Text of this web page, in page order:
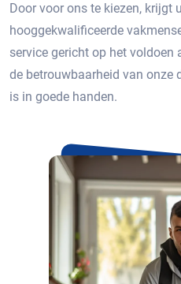
Door voor ons te kiezen, krijgt
hooggekwalificeerde
service gericht op het voldoen
de betrouwbaarheid van onze
is in goede handen.